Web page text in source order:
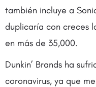
también incluye a
duplicaría con creces
en más de 35,000.
Dunkin’ Brands ha
coronavirus, ya que